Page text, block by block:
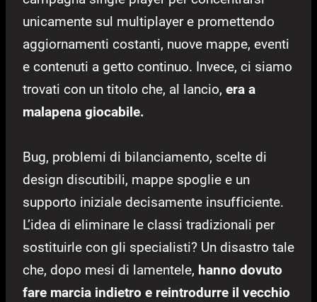
unicamente sul multiplayer e promettendo
aggiornamenti costanti, nuove mappe, eventi
e contenuti a getto continuo. Invece, ci siamo
trovati con un titolo che, al lancio, era a
malapena giocabile.
Bug, problemi di bilanciamento, scelte di
design discutibili, mappe spoglie e un
supporto iniziale decisamente insufficiente.
L’idea di eliminare le classi tradizionali per
sostituirle con gli specialisti? Un disastro tale
che, dopo mesi di lamentele, hanno dovuto
fare marcia indietro e reintrodurre il vecchio